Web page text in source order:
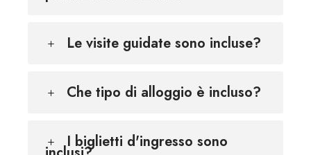
Le visite guidate sono incluse?
Che tipo di alloggio è incluso?
I biglietti d'ingresso sono